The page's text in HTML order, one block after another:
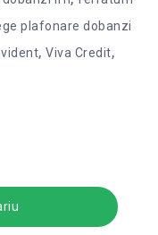
plafonare dobanzi
, Viva Credit,